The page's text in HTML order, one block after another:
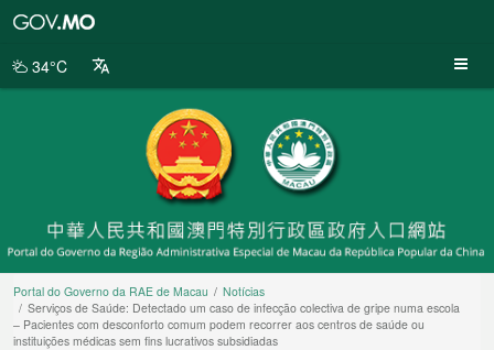
da
34°C
Portal do Governo da RAE de Macau
Notícias
Serviços de Saúde: Detectado um caso de infecção colectiva de gripe numa escola
– Pacientes com desconforto comum podem recorrer aos centros de saúde ou
instituições médicas sem fins lucrativos subsidiadas